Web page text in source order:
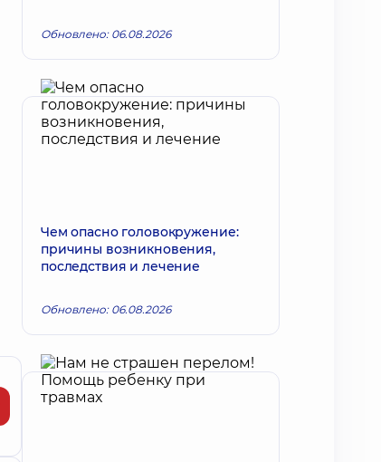
Обновлено: 06.08.2026
Чем опасно головокружение:
причины возникновения,
последствия и лечение
Обновлено: 06.08.2026